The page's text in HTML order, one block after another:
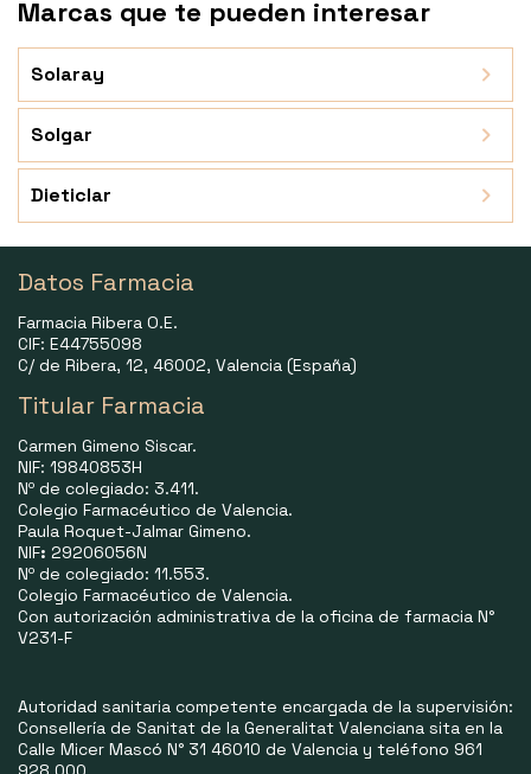
Marcas que te pueden interesar
Solaray
Solgar
Dieticlar
Datos Farmacia
Farmacia Ribera O.E.
CIF: E44755098
C/ de Ribera, 12, 46002, Valencia (España)
Titular Farmacia
Carmen Gimeno Siscar.
NIF: 19840853H
Nº de colegiado: 3.411.
Colegio Farmacéutico de Valencia.
Paula Roquet-Jalmar Gimeno.
NIF: 29206056N
Nº de colegiado: 11.553.
Colegio Farmacéutico de Valencia.
Con autorización administrativa de la oficina de farmacia N°
V231-F
Autoridad sanitaria competente encargada de la supervisión:
Consellería de Sanitat de la Generalitat Valenciana sita en la
Calle Micer Mascó N° 31 46010 de Valencia y teléfono 961